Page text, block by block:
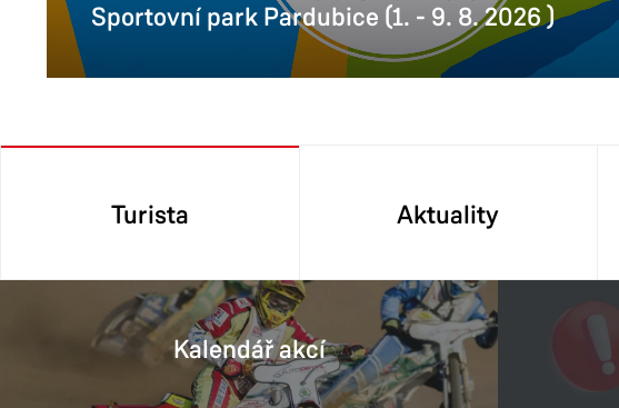
Sportovní park Pardubice (1. - 9. 8. 2026 )
Turista Aktuality
Kalendář akcí